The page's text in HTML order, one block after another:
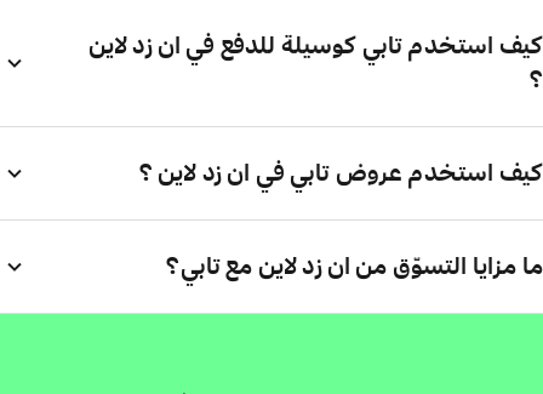
كيف استخدم تابي كوسيلة للدفع في ان زد لاين
؟
كيف استخدم عروض تابي في ان زد لاين ؟
ما مزايا التسوّق من ان زد لاين مع تابي؟